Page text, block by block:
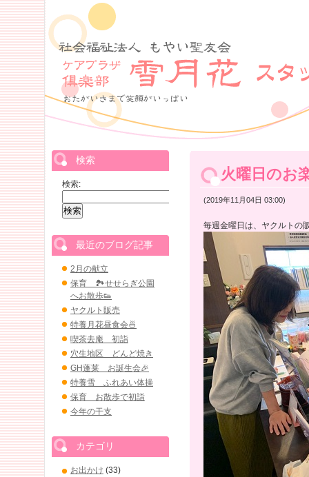
火曜日のお
(2019年11月04日 03:00)
毎週金曜日は、ヤクルトの
検索
検索:
最近のブログ記事
2月の献立
保育 🏞せせらぎ公園
へお散歩👟
ヤクルト販売
特養月花昼食会🍜
喫茶去庵 初詣
穴生地区 どんど焼き
GH蓬莱 お誕生会🎉
特養雪 ふれあい体操
保育 お散歩で初詣
今年の干支
カテゴリ
お出かけ (33)